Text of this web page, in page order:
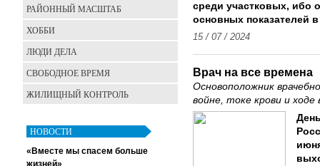
среди участковых, ибо
основных показателей
15 / 07 / 2024
Врач на все времена
Основоположник
войне, токе крови и ходе
РАЙОННЫЙ МАСШТАБ
ХОББИ
ЛЮДИ ДЕЛА
СВОБОДНОЕ ВРЕМЯ
ЖИЛИЩНЫЙ КОНТРОЛЬ
НОВОСТИ
«Вместе мы спасем больше
жизней»